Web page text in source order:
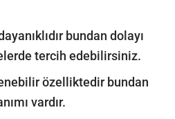
bundan dolayı
tercih edebilirsiniz.
özelliktedir bundan
vardır.